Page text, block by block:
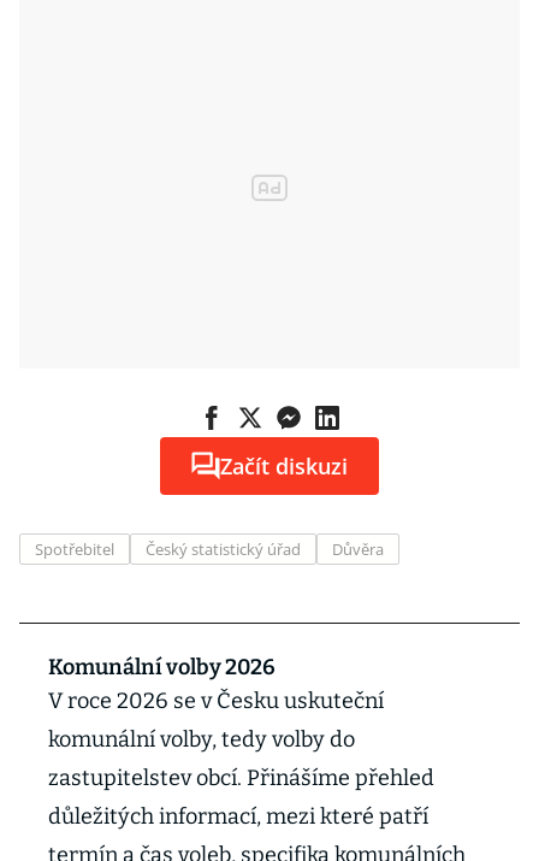
Začít diskuzi
Spotřebitel Český statistický úřad Důvěra
Komunální volby 2026
V roce 2026 se v Česku uskuteční
komunální volby, tedy volby do
zastupitelstev obcí. Přinášíme přehled
důležitých informací, mezi které patří
termín a čas voleb, specifika komunálních